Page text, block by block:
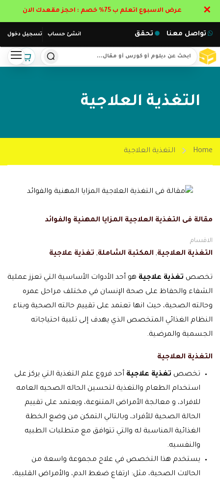
انشئ حساب تسجيل دخول تواصل معنا تحقق
التغذية العلاجية
Home التغذية العلاجية
مقالة فى التغذية العلاجية المزايا المهنية والفوائد
الاقسام
التغذية العلاجية, المكتبة الشاملة, تغذية علاجية
تخصص تغذية علاجية هو أحد الأدوات الأساسية التي تعزز عملية
الشفاء والحفاظ على صحة الإنسان في مختلف مراحل عمره
وحالته الصحية، حيث انها تعتمد على تقييم حالته الصحية وبناء
النظام الغذائي المتخصص الذي يهدف إلى تلبية احتياجاته
الجسمية والمرضية.
التغذية العلاجية
تخصص تغذية علاجية أحد فروع علم التغذية التي يركز على
استخدام الطعام والتغذية لتحسين الحاله الصحيه العامه
للافراد، و معالجة الأمراض المتنوعة، ويعتمد على تقييم
الحالة الصحية للأفراد، وبالتالي التمكن من وضع الخطة
الغذائية المناسبة له والتي تتوافق مع متطلبات الطبيه
والنفسيه.
يستخدم هذا التخصص في علاج مجموعة واسعة من
الحالات الصحية، مثل: ارتفاع ضغط الدم، والأمراض القلبية،
عرض الاسبوع اتعلم ب 75% خصم : احجز مقعدك الان ✕